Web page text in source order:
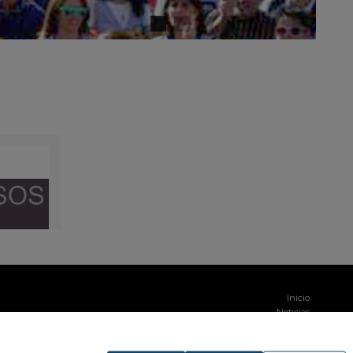
Inicio
Noticias